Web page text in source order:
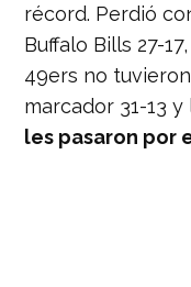
récord. Perdió
Buffalo Bills 27-
49ers no
marcador 31-13
les pasaron por